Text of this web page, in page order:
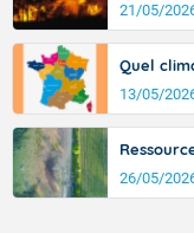
21/05/
Quel
13/05/
26/05/